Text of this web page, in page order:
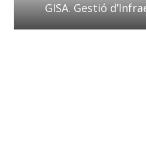
GISA. Gestió